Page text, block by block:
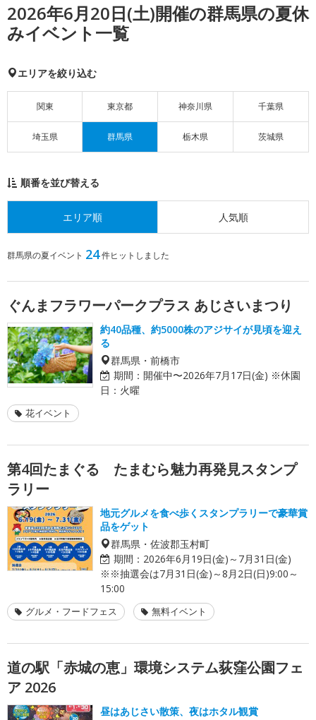
2026年6月20日(土)開催の群馬県の夏休
みイベント一覧
エリアを絞り込む
関東 東京都 神奈川県 千葉県
埼玉県 群馬県 栃木県 茨城県
順番を並び替える
エリア順 人気順
群馬県の夏イベント 24件ヒットしました
ぐんまフラワーパークプラス あじさいまつり
約40品種、約5000株のアジサイが見頃を迎え
る
群馬県・前橋市
期間： 開催中〜2026年7月17日(金) ※休園
日：火曜
花イベント
第4回たまぐる たまむら魅力再発見スタンプ
ラリー
地元グルメを食べ歩くスタンプラリーで豪華賞
品をゲット
群馬県・佐波郡玉村町
期間： 2026年6月19日(金)～7月31日(金)
※※抽選会は7月31日(金)～8月2日(日)9:00～
15:00
グルメ・フードフェス 無料イベント
道の駅「赤城の恵」環境システム荻窪公園フェ
ア 2026
昼はあじさい散策、夜はホタル観賞